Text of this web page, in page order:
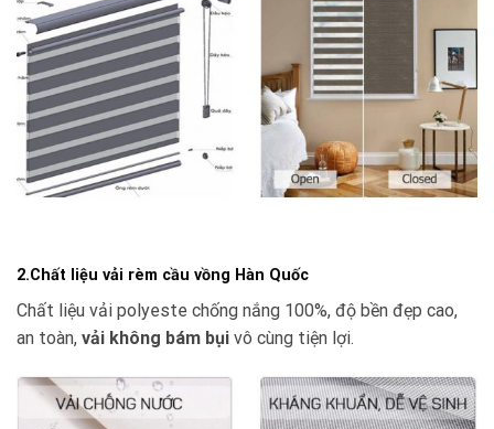
2.Chất liệu vải rèm cầu vồng Hàn Quốc
Chất liệu vải polyeste chống nắng 100%, độ bền đẹp cao,
an toàn, vải không bám bụi vô cùng tiện lợi.